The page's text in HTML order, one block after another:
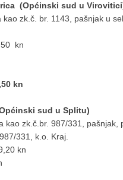
(Općinski sud u
zk.č. br. 1143, pašnjak u
kn
kn
sud u Splitu)
kao zk.č.br. 987/331,
331, k.o. Kraj.
kn